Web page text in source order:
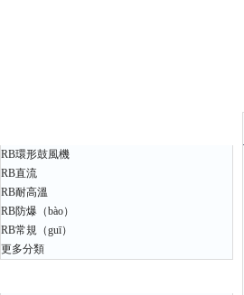
RB環形鼓風機
RB直流
RB耐高溫
RB防爆（bào）
RB常規（guī）
更多分類